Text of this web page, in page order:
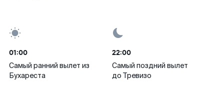
01:00
Самый ранний вылет из
Бухареста
22:00
Самый поздний вылет
до Тревизо